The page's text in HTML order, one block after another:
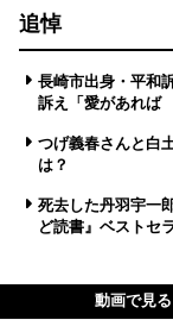
追悼
長崎市出身・平和
訴え「愛があれば
つげ義春さんと白
は？
死去した丹羽宇一
ど読書』ベストセ
動画で見る